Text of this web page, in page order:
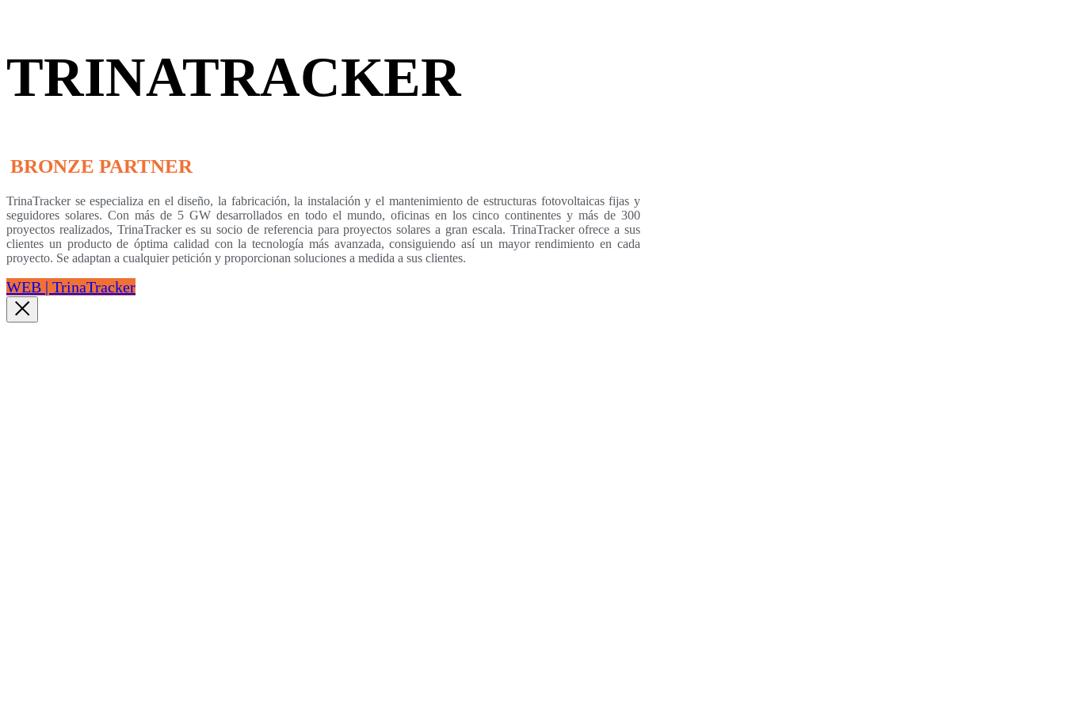
TRINATRACKER
BRONZE PARTNER
TrinaTracker se especializa en el diseño, la fabricación, la instalación y el mantenimiento de estructuras fotovoltaicas fijas y
seguidores solares. Con más de 5 GW desarrollados en todo el mundo, oficinas en los cinco continentes y más de 300
proyectos realizados, TrinaTracker es su socio de referencia para proyectos solares a gran escala. TrinaTracker ofrece a sus
clientes un producto de óptima calidad con la tecnología más avanzada, consiguiendo así un mayor rendimiento en cada
proyecto. Se adaptan a cualquier petición y proporcionan soluciones a medida a sus clientes.
WEB | TrinaTracker